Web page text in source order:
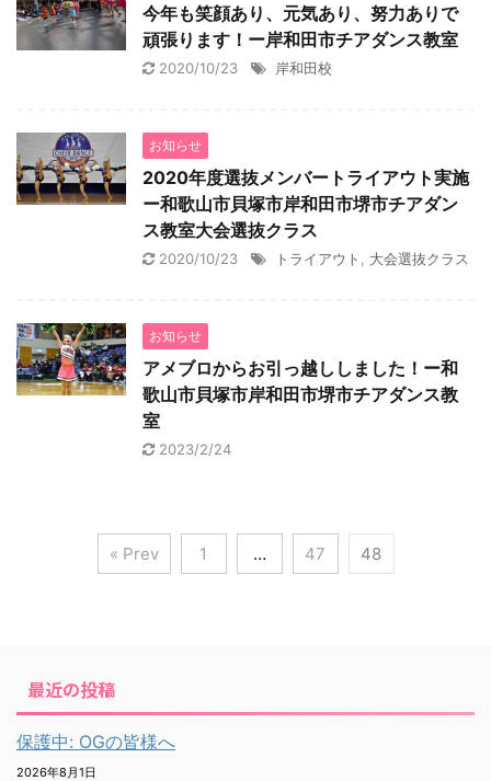
今年も笑顔あり、元気あり、努力ありで
頑張ります！ー岸和田市チアダンス教室
2020/10/23 岸和田校
お知らせ
2020年度選抜メンバートライアウト実施
ー和歌山市貝塚市岸和田市堺市チアダン
ス教室大会選抜クラス
2020/10/23 トライアウト 大会選抜クラス
お知らせ
アメブロからお引っ越ししました！ー和
歌山市貝塚市岸和田市堺市チアダンス教
室
2023/2/24
« Prev 1 … 47 48
最近の投稿
保護中: OGの皆様へ
2026年8月1日